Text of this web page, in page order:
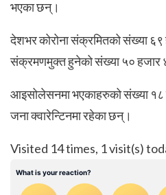
भएका छन्।
देशभर कोरोना संक्रमितको संख्या
संक्रमणमुक्त हुनेको संख्या ५० हजार
आइसोलेसनमा भएकाहरुको संख्या
जना क्वारेन्टिनमा रहेका छन्।
Visited 14 times, 1 visit(s)